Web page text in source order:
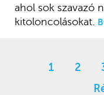
ahol sok szavazó
kitoloncolásokat.
1 2